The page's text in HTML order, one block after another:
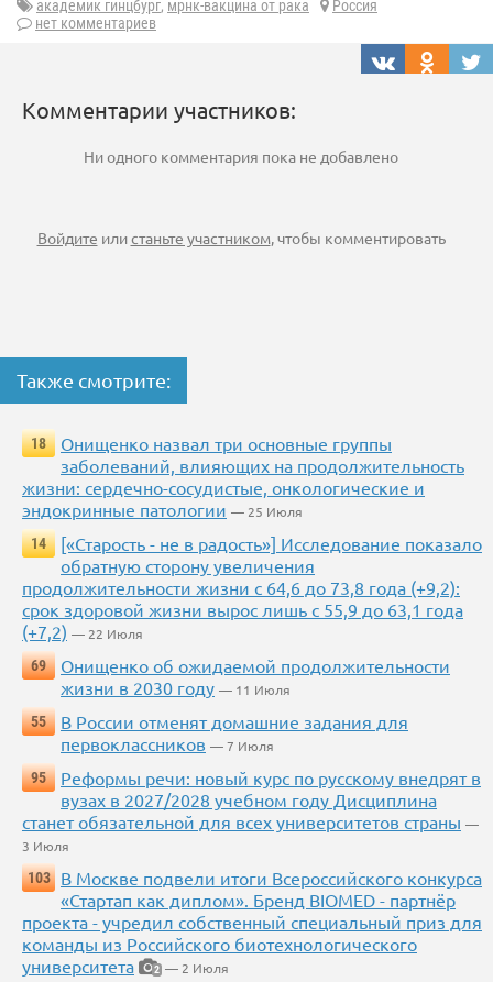
академик гинцбург, мрнк-вакцина от рака
Россия
нет комментариев
Комментарии участников:
Ни одного комментария пока не добавлено
Войдите илистаньте участником, чтобы комментировать
Также смотрите:
18
Онищенко назвал три основные группы
заболеваний, влияющих на продолжительность
жизни: сердечно-сосудистые, онкологические и
эндокринные патологии — 25 Июля
14
[«Старость - не в радость»] Исследование показало
обратную сторону увеличения
продолжительности жизни с 64,6 до 73,8 года (+9,2):
срок здоровой жизни вырос лишь с 55,9 до 63,1 года
(+7,2) — 22 Июля
69
Онищенко об ожидаемой продолжительности
жизни в 2030 году — 11 Июля
55
В России отменят домашние задания для
первоклассников — 7 Июля
95
Реформы речи: новый курс по русскому внедрят в
вузах в 2027/2028 учебном году Дисциплина
станет обязательной для всех университетов страны —
3 Июля
103
В Москве подвели итоги Всероссийского конкурса
«Стартап как диплом». Бренд BIOMED - партнёр
проекта - учредил собственный специальный приз для
команды из Российского биотехнологического
университета
2 — 2 Июля